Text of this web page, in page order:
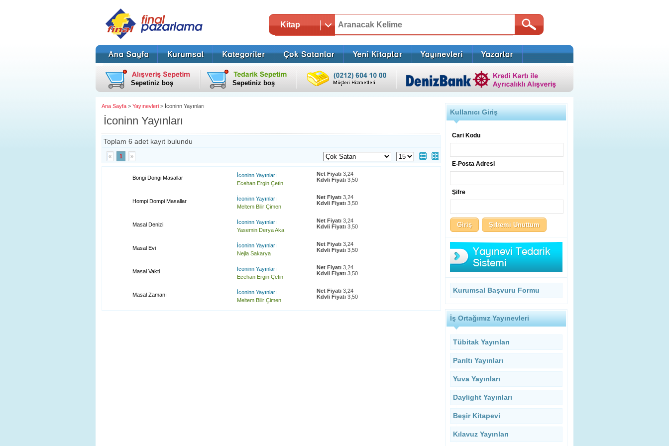
Kitap
Sepetiniz boş Sepetiniz boş
Ana Sayfa > Yayınevleri > İconinn Yayınları
İconinn Yayınları
Toplam 6 adet kayıt bulundu
« 1 »
Bongi Dongi Masallar
İconinn Yayınları
Ecehan Ergin Çetin
Net Fiyatı 3,24
Kdvli Fiyatı 3,50
Hompi Dompi Masallar
İconinn Yayınları
Meltem Bilir Çimen
Net Fiyatı 3,24
Kdvli Fiyatı 3,50
Masal Denizi
İconinn Yayınları
Yasemin Derya Aka
Net Fiyatı 3,24
Kdvli Fiyatı 3,50
Masal Evi
İconinn Yayınları
Nejla Sakarya
Net Fiyatı 3,24
Kdvli Fiyatı 3,50
Masal Vakti
İconinn Yayınları
Ecehan Ergin Çetin
Net Fiyatı 3,24
Kdvli Fiyatı 3,50
Masal Zamanı
İconinn Yayınları
Meltem Bilir Çimen
Net Fiyatı 3,24
Kdvli Fiyatı 3,50
Kullanıcı Giriş
Cari Kodu
E-Posta Adresi
Şifre
Şifremi Unuttum
Kurumsal Başvuru Formu
İş Ortağımız Yayınevleri
Tübitak Yayınları
Parıltı Yayınları
Yuva Yayınları
Daylight Yayınları
Beşir Kitapevi
Kılavuz Yayınları